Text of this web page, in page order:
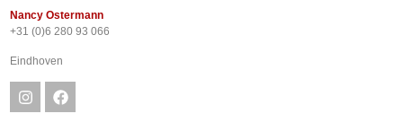
Nancy Ostermann
+31 (0)6 280 93 066
Eindhoven